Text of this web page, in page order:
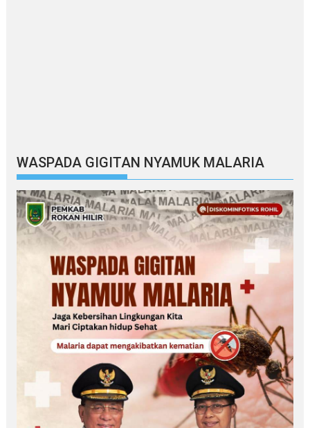
WASPADA GIGITAN NYAMUK MALARIA